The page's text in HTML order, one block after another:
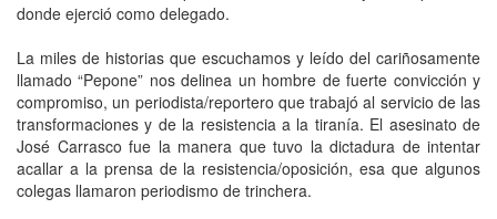
donde ejerció como delegado.
La miles de historias que escuchamos y leído del cariñosamente
llamado “Pepone” nos delinea un hombre de fuerte convicción y
compromiso, un periodista/reportero que trabajó al servicio de las
transformaciones y de la resistencia a la tiranía. El asesinato de
José Carrasco fue la manera que tuvo la dictadura de intentar
acallar a la prensa de la resistencia/oposición, esa que algunos
colegas llamaron periodismo de trinchera.